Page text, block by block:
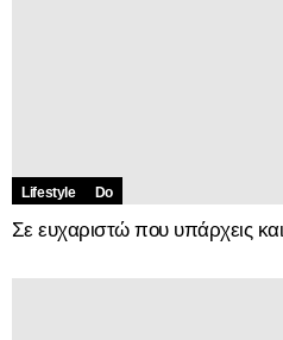
Lifestyle Do
Σε ευχαριστώ που υπάρχεις